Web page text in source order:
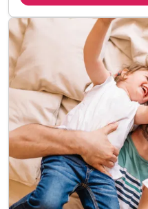
inkl. weihnachtliches
Weihnachtskeksen &
inkl. Obst & Säfte während
inkl. Mineral & Saftbar
inkl. Professionelle
inkl. 600m² Indoor-
inkl. Spielplatz, Trampolin
inkl. Komfortables
Kinderpreise inkl. fam so